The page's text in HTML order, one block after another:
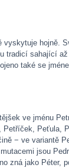
hojně.
tradicí sahající
také se
ve jménu
Peťula,
− ve variantě
jsou
zná jako Péter,